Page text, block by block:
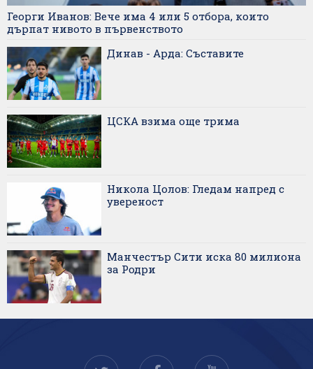
Георги Иванов: Вече има 4 или 5 отбора, които
дърпат нивото в първенството
Динав - Арда: Съставите
ЦСКА взима още трима
Никола Цолов: Гледам напред с
увереност
Манчестър Сити иска 80 милиона
за Родри